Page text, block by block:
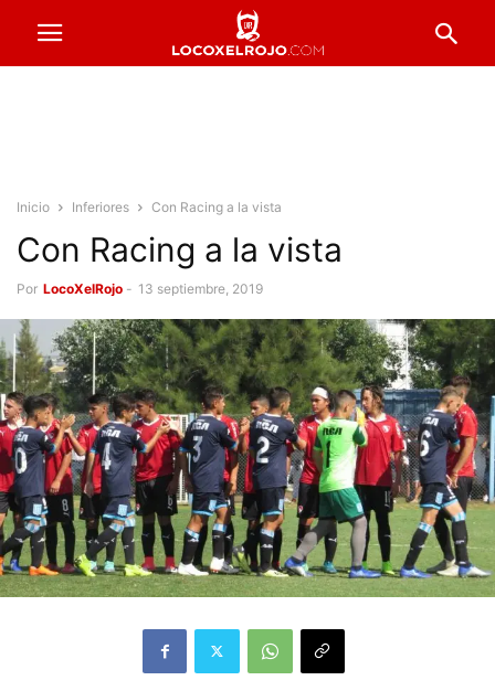
Inicio Inferiores Con Racing a la vista
Con Racing a la vista
Por LocoXelRojo - 13 septiembre, 2019